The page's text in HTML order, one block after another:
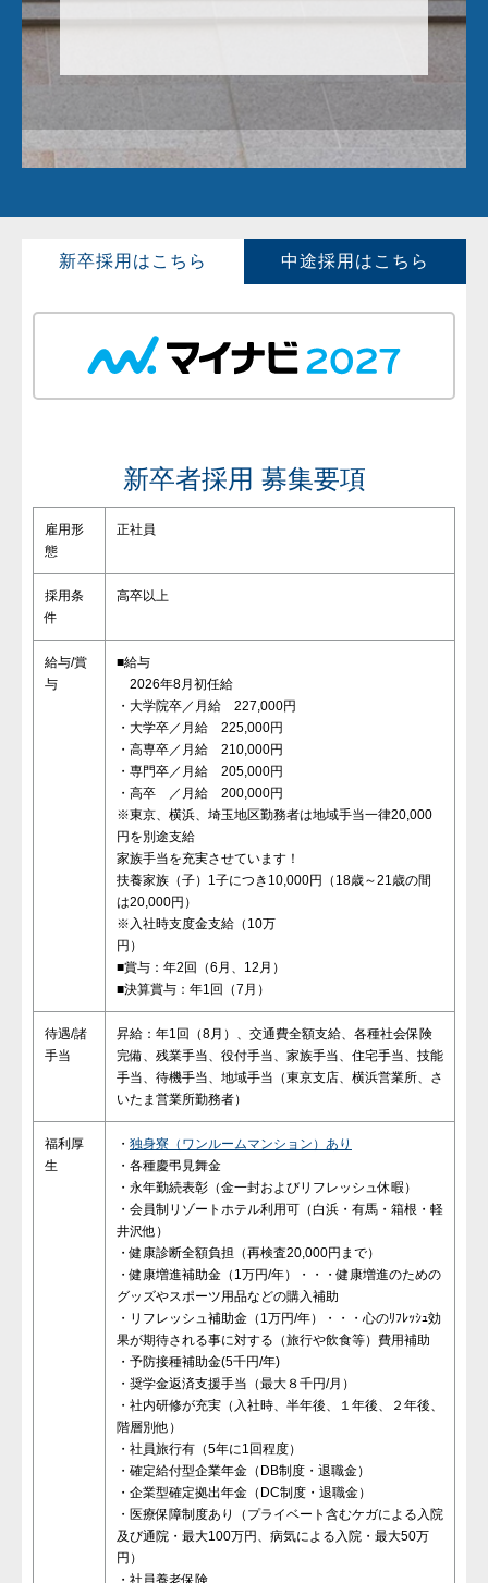
新卒採用はこちら 中途採用はこちら
新卒者採用 募集要項
雇用形
態
正社員
採用条
件
高卒以上
給与/賞
与
■給与
2026年8月初任給
・大学院卒／月給 227,000円
・大学卒／月給 225,000円
・高専卒／月給 210,000円
・専門卒／月給 205,000円
・高卒 ／月給 200,000円
※東京、横浜、埼玉地区勤務者は地域手当一律20,000
円を別途支給
家族手当を充実させています！
扶養家族（子）1子につき10,000円（18歳～21歳の間
は20,000円）
※入社時支度金支給（10万
円）
■賞与：年2回（6月、12月）
■決算賞与：年1回（7月）
待遇/諸
手当
昇給：年1回（8月）、交通費全額支給、各種社会保険
完備、残業手当、役付手当、家族手当、住宅手当、技能
手当、待機手当、地域手当（東京支店、横浜営業所、さ
いたま営業所勤務者）
福利厚
生
・ 独身寮（ワンルームマンション）あり
・各種慶弔見舞金
・永年勤続表彰（金一封およびリフレッシュ休暇）
・会員制リゾートホテル利用可（白浜・有馬・箱根・軽
井沢他）
・健康診断全額負担（再検査20,000円まで）
・健康増進補助金（1万円/年）・・・健康増進のための
グッズやスポーツ用品などの購入補助
・リフレッシュ補助金（1万円/年）・・・心のﾘﾌﾚｯｼｭ効
果が期待される事に対する（旅行や飲食等）費用補助
・予防接種補助金(5千円/年)
・奨学金返済支援手当（最大８千円/月）
・社内研修が充実（入社時、半年後、１年後、２年後、
階層別他）
・社員旅行有（5年に1回程度）
・確定給付型企業年金（DB制度・退職金）
・企業型確定拠出年金（DC制度・退職金）
・医療保障制度あり（プライベート含むケガによる入院
及び通院・最大100万円、病気による入院・最大50万
円）
・社員養老保険